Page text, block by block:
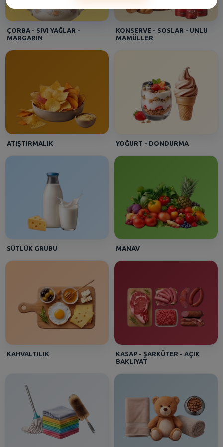
Gülten - [ESENLER]
Bağcı Zeytin Yağlı Siyah 1400 Gr (351-4102Xs-3Xs)
Aydan - [BANDIRMA MERKEZ]
Sütaş Yoğurt Kaymaksız 600 Gr
ÇORBA - SIVI YAĞLAR -
MARGARIN
KONSERVE - SOSLAR - UNLU
MAMÜLLER
ATIŞTIRMALIK YOĞURT - DONDURMA
SÜTLÜK GRUBU MANAV
KAHVALTILIK
KASAP - ŞARKÜTER - AÇIK
BAKLIYAT